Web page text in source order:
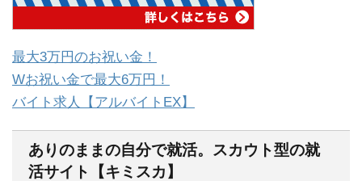
最大3万円のお祝い金！
Wお祝い金で最大6万円！
バイト求人【アルバイトEX】
ありのままの自分で就活。スカウト型の就
活サイト【キミスカ】